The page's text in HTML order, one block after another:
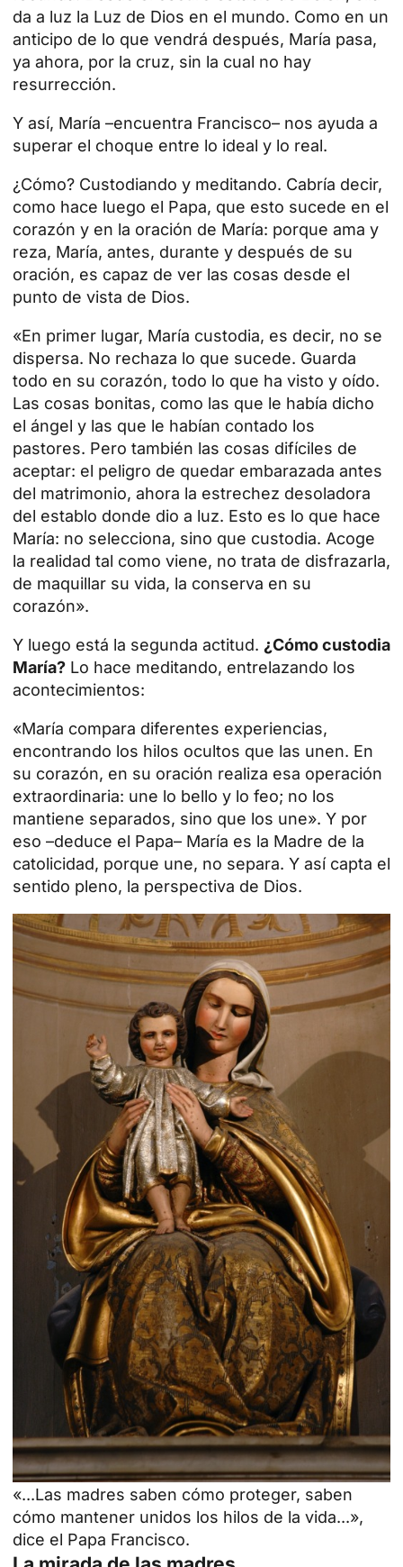
da a luz la Luz de Dios en el mundo. Como en un
anticipo de lo que vendrá después, María pasa,
ya ahora, por la cruz, sin la cual no hay
resurrección.
Y así, María –encuentra Francisco– nos ayuda a
superar el choque entre lo ideal y lo real.
¿Cómo? Custodiando y meditando. Cabría decir,
como hace luego el Papa, que esto sucede en el
corazón y en la oración de María: porque ama y
reza, María, antes, durante y después de su
oración, es capaz de ver las cosas desde el
punto de vista de Dios.
«En primer lugar, María custodia, es decir, no se
dispersa. No rechaza lo que sucede. Guarda
todo en su corazón, todo lo que ha visto y oído.
Las cosas bonitas, como las que le había dicho
el ángel y las que le habían contado los
pastores. Pero también las cosas difíciles de
aceptar: el peligro de quedar embarazada antes
del matrimonio, ahora la estrechez desoladora
del establo donde dio a luz. Esto es lo que hace
María: no selecciona, sino que custodia. Acoge
la realidad tal como viene, no trata de disfrazarla,
de maquillar su vida, la conserva en su
corazón».
Y luego está la segunda actitud. ¿Cómo custodia
María? Lo hace meditando, entrelazando los
acontecimientos:
«María compara diferentes experiencias,
encontrando los hilos ocultos que las unen. En
su corazón, en su oración realiza esa operación
extraordinaria: une lo bello y lo feo; no los
mantiene separados, sino que los une». Y por
eso –deduce el Papa– María es la Madre de la
catolicidad, porque une, no separa. Y así capta el
sentido pleno, la perspectiva de Dios.
«...Las madres saben cómo proteger, saben
cómo mantener unidos los hilos de la vida...»,
dice el Papa Francisco.